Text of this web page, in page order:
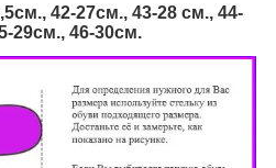
42-27см., 43-28 см., 44-
29см., 46-30см.